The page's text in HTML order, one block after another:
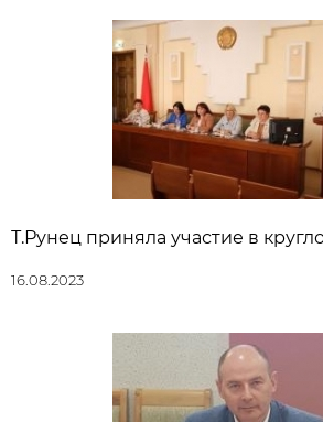
Т.Рунец приняла участие в
16.08.2023